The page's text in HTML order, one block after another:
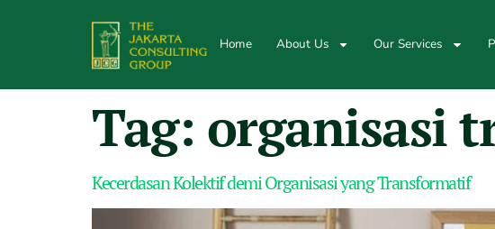
Home About Us Our Services
Tag: organisasi
Kecerdasan Kolektif demi Organisasi yang Transformatif